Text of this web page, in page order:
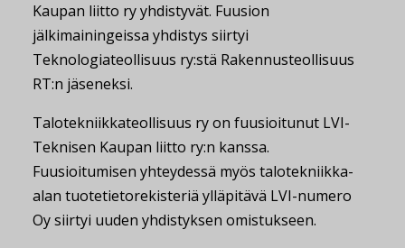
Kaupan liitto ry yhdistyvät. Fuusion
jälkimainingeissa yhdistys siirtyi
Teknologiateollisuus ry:stä Rakennusteollisuus
RT:n jäseneksi.
Talotekniikkateollisuus ry on fuusioitunut LVI-
Teknisen Kaupan liitto ry:n kanssa.
Fuusioitumisen yhteydessä myös talotekniikka-
alan tuotetietorekisteriä ylläpitävä LVI-numero
Oy siirtyi uuden yhdistyksen omistukseen.